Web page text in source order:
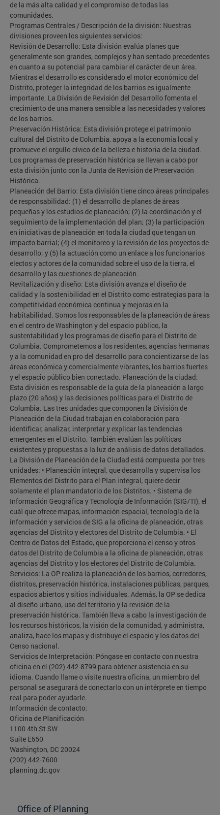
de la más alta calidad y el compromiso de todas las
comunidades.
Programas Centrales / Descripción de la división: Nuestras
divisiones proveen los siguientes servicios:
Revisión de Desarrollo: Esta división evalúa planes que
generalmente son grandes, complejos y han sentado precedentes
en cuanto a su potencial para cambiar el carácter de un área.
Mientras el desarrollo es considerado el motor económico del
Distrito, proteger la integridad de los barrios es igualmente
importante. La División de Revisión del Desarrollo fomenta el
crecimiento de una manera sensible a las necesidades y valores
de los barrios.
Preservación Histórica: Esta división protege el patrimonio
cultural del Distrito de Columbia, apoya a la economía local y
promueve el orgullo cívico de la belleza e historia de la ciudad.
Los programas de preservación histórica se llevan a cabo por
esta división junto con la Junta de Revisión de Preservación
Histórica.
Planeación del Barrio: Esta división tiene cinco áreas principales
de responsabilidad: (1) el desarrollo de planes de áreas
pequeñas y los estudios de planeación; (2) la coordinación y el
seguimiento de la implementación del plan; (3) la participación
en iniciativas de planeación en toda la ciudad que tengan un
impacto barrial; (4) el monitoreo y la revisión de los proyectos de
desarrollo; y (5) la actuación como un enlace a los funcionarios
electos y actores de la comunidad sobre el uso de la tierra, el
desarrollo y las cuestiones de planeación.
Revitalización y diseño: Esta división avanza el diseño de
calidad y la sostenibilidad en el Distrito como estrategias para la
competitividad económica continua y mejoras en la
habitabilidad. Somos los responsables de la planeación de áreas
en el centro de Washington y del espacio público, la
sustentabilidad y los programas de diseño para el Distrito de
Columbia. Comprometemos a los residentes, agencias hermanas
y a la comunidad en pro del desarrollo para concientizarse de las
áreas económica y comercialmente vibrantes, los barrios fuertes
y el espacio público bien conectado. Planeación de la ciudad:
Esta división es responsable de la guía de la planeación a largo
plazo (20 años) y las decisiones políticas para el Distrito de
Columbia. Las tres unidades que componen la División de
Planeación de la Ciudad trabajan en colaboración para
identificar, analizar, interpretar y explicar las tendencias
emergentes en el Distrito. También evalúan las políticas
existentes y propuestas a la luz de análisis de datos detallados.
La División de Planeación de la Ciudad está compuesta por tres
unidades: • Planeación integral, que desarrolla y supervisa los
Elementos del Distrito para el Plan integral, quiere decir
solamente el plan mandatorio de los Distritos. • Sistema de
Información Geográfica y Tecnología de Información (SIG/TI), el
cuál que ofrece mapas, información espacial, tecnología de la
información y servicios de SIG a la oficina de planeación, otras
agencias del Distrito y electores del Distrito de Columbia. • El
Centro de Datos del Estado, que proporciona el censo y otros
datos del Distrito de Columbia a la oficina de planeación, otras
agencias del Distrito y los electores del Distrito de Columbia.
Servicios: La OP realiza la planeación de los barrios, corredores,
distritos, preservación histórica, instalaciones públicas, parques,
espacios abiertos y sitios individuales. Además, la OP se dedica
al diseño urbano, uso del territorio y la revisión de la
preservación histórica. También lleva a cabo la investigación de
los recursos históricos, la visión de la comunidad, y administra,
analiza, hace los mapas y distribuye el espacio y los datos del
Censo nacional.
Servicios de Interpretación: Póngase en contacto con nuestra
oficina en el (202) 442-8799 para obtener asistencia en su
idioma. Cuando llame o visite nuestra oficina, un miembro del
personal se asegurará de conectarlo con un intérprete en tiempo
real para poder ayudarle.
Información de contacto:
Oficina de Planificación
1100 4th St SW
Suite E650
Washington, DC 20024
(202) 442-7600
planning.dc.gov
Office of Planning